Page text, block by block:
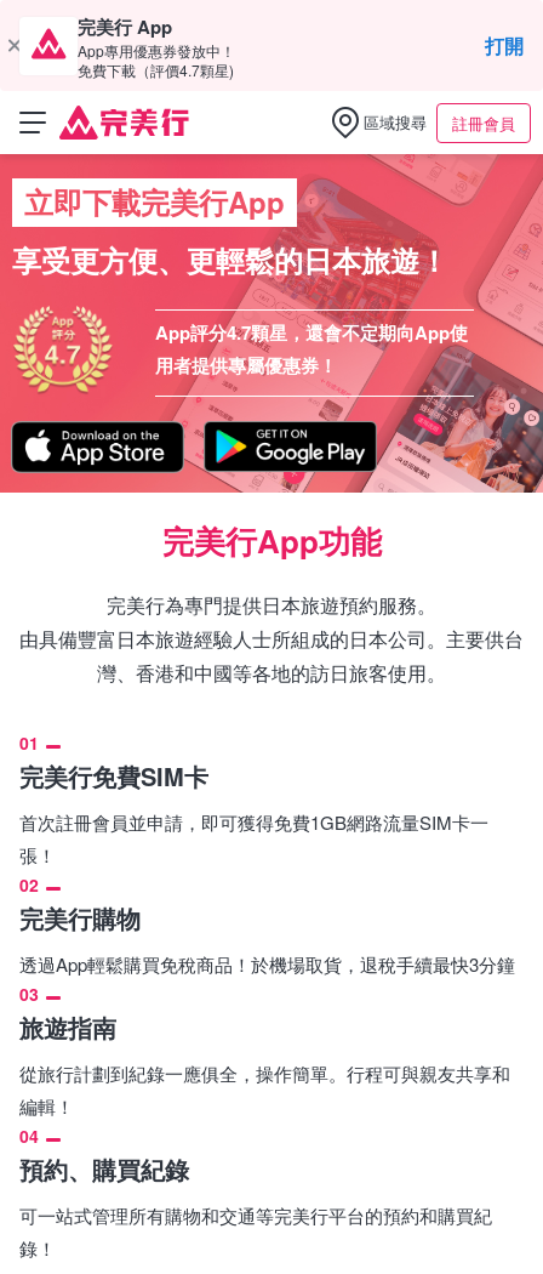
完美行 App
App專用優惠券發放中！
免費下載（評價4.7顆星)
打開
區域搜尋 註冊會員
立即下載完美行App
享受更方便、更輕鬆的日本旅遊！
App評分4.7顆星，還會不定期向App使
用者提供專屬優惠券！
完美行App功能
完美行為專門提供日本旅遊預約服務。
由具備豐富日本旅遊經驗人士所組成的日本公司。主要供台
灣、香港和中國等各地的訪日旅客使用。
01
完美行免費SIM卡
首次註冊會員並申請，即可獲得免費1GB網路流量SIM卡一
張！
02
完美行購物
透過App輕鬆購買免稅商品！於機場取貨，退稅手續最快3分鐘
03
旅遊指南
從旅行計劃到紀錄一應俱全，操作簡單。行程可與親友共享和
編輯！
04
預約、購買紀錄
可一站式管理所有購物和交通等完美行平台的預約和購買紀
錄！